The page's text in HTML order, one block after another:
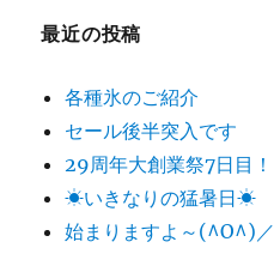
最近の投稿
各種氷のご紹介
セール後半突入です
29周年大創業祭7日目！
☀いきなりの猛暑日☀
始まりますよ～(^O^)／